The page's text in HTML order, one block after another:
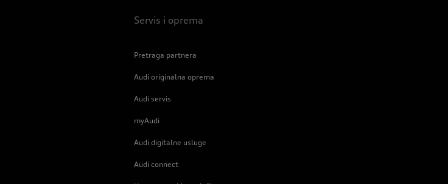
Servis i oprema
Pretraga partnera
Audi originalna oprema
Audi servis
myAudi
Audi digitalne usluge
Audi connect